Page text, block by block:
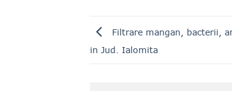
Filtrare mangan, bacterii,
in Jud. Ialomita